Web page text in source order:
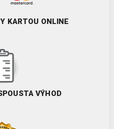
KARTOU ONLINE
VÝHOD